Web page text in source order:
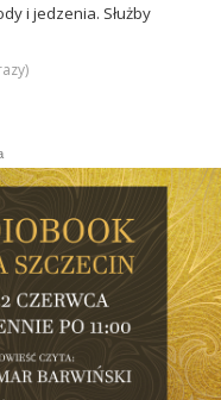
i jedzenia. Służby